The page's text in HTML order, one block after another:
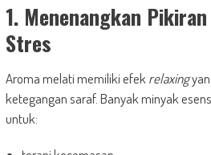
1. Menenangkan
Stres
Aroma melati memiliki efek relaxing
ketegangan saraf. Banyak minyak
untuk: